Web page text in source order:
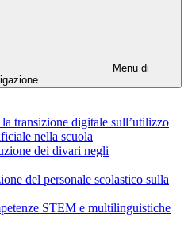
Menu di
transizione digitale sull’utilizzo
nella scuola
dei divari negli
del personale scolastico sulla
STEM e multilinguistiche